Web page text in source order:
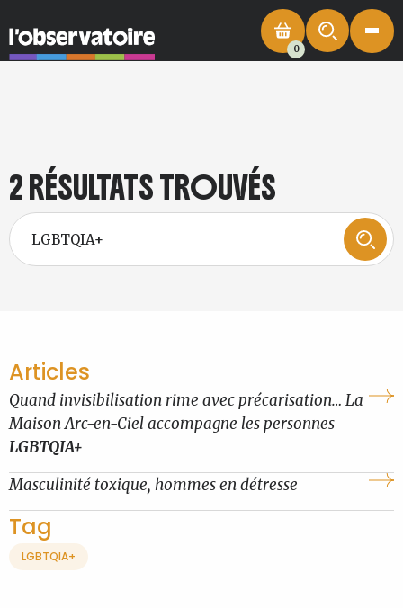
0
2 RÉSULTATS TROUVÉS
Articles
Quand invisibilisation rime avec précarisation… La
Maison Arc-en-Ciel accompagne les personnes
LGBTQIA+
Masculinité toxique, hommes en détresse
Tag
LGBTQIA+